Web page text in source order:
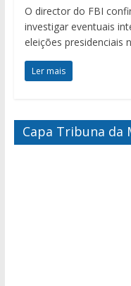
O director do FBI
investigar eventuais
eleições presidenciais
Ler mais
Capa Tribuna da